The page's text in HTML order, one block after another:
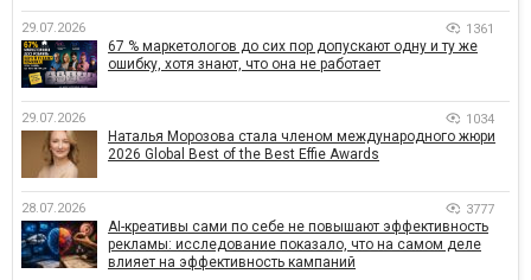
29.07.2026 1361
67 % маркетологов до сих пор допускают одну и ту же
ошибку, хотя знают, что она не работает
29.07.2026 1034
Наталья Морозова стала членом международного жюри
2026 Global Best of the Best Effie Awards
28.07.2026 3777
AI-креативы сами по себе не повышают эффективность
рекламы: исследование показало, что на самом деле
влияет на эффективность кампаний